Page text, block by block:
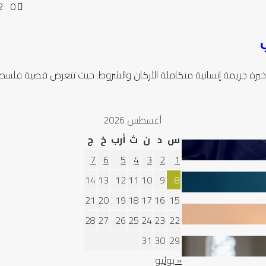
0
جريمة إنسانية متكاملة الأركان والشروط. حيث تتعرض قضية
أغسطس 2026
س د ن ث أرب خ ج
1
2
3
4
5
6
7
8
9
10
11
12
13
14
15
16
17
18
19
20
21
22
23
24
25
26
27
28
29
30
31
« يوليو